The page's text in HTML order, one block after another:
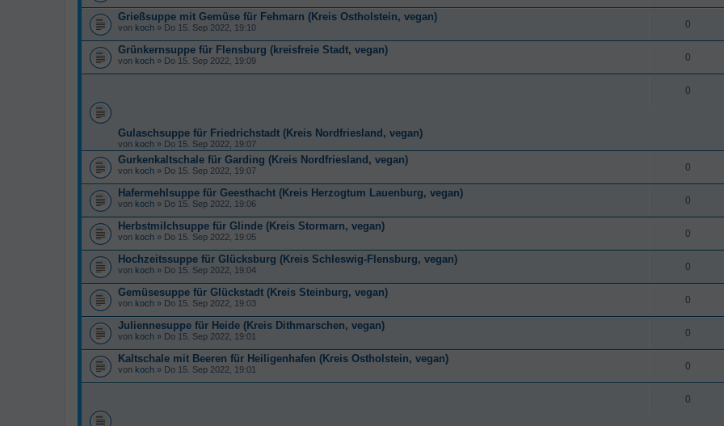
Grießsuppe mit Gemüse für Fehmarn (Kreis Ostholstein, vegan)
von koch » Do 15. Sep 2022, 19:10 0
Grünkernsuppe für Flensburg (kreisfreie Stadt, vegan)
von koch » Do 15. Sep 2022, 19:09 0
Gulaschsuppe für Friedrichstadt (Kreis Nordfriesland, vegan)
von koch » Do 15. Sep 2022, 19:07
0
Gurkenkaltschale für Garding (Kreis Nordfriesland, vegan)
von koch » Do 15. Sep 2022, 19:07 0
Hafermehlsuppe für Geesthacht (Kreis Herzogtum Lauenburg, vegan)
von koch » Do 15. Sep 2022, 19:06 0
Herbstmilchsuppe für Glinde (Kreis Stormarn, vegan)
von koch » Do 15. Sep 2022, 19:05 0
Hochzeitssuppe für Glücksburg (Kreis Schleswig-Flensburg, vegan)
von koch » Do 15. Sep 2022, 19:04 0
Gemüsesuppe für Glückstadt (Kreis Steinburg, vegan)
von koch » Do 15. Sep 2022, 19:03 0
Juliennesuppe für Heide (Kreis Dithmarschen, vegan)
von koch » Do 15. Sep 2022, 19:01 0
Kaltschale mit Beeren für Heiligenhafen (Kreis Ostholstein, vegan)
von koch » Do 15. Sep 2022, 19:01 0
0